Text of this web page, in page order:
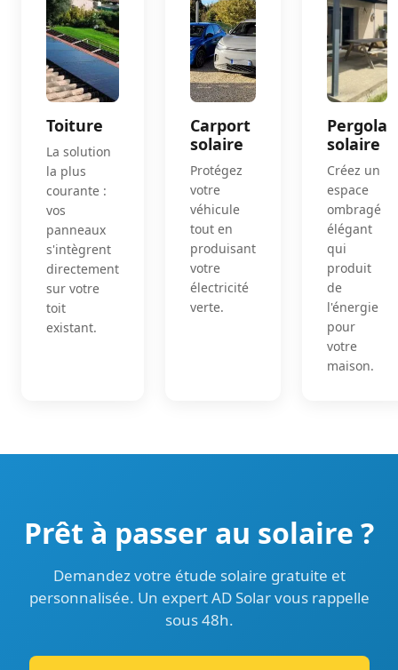
Toiture
La solution
la plus
courante :
vos
panneaux
s'intègrent
directement
sur votre
toit
existant.
Carport
solaire
Protégez
votre
véhicule
tout en
produisant
votre
électricité
verte.
Pergola
solaire
Créez un
espace
ombragé
élégant
qui
produit
de
l'énergie
pour
votre
maison.
Prêt à passer au solaire ?
Demandez votre étude solaire gratuite et
personnalisée. Un expert AD Solar vous rappelle
sous 48h.